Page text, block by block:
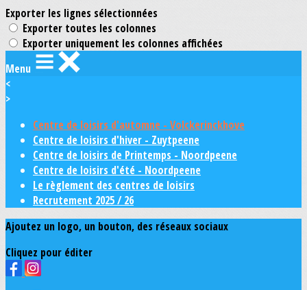
Exporter les lignes sélectionnées
Exporter toutes les colonnes
Exporter uniquement les colonnes affichées
Menu
<
>
Centre de loisirs d'automne - Volckerinckhove
Centre de loisirs d'hiver - Zuytpeene
Centre de loisirs de Printemps - Noordpeene
Centre de loisirs d'été - Noordpeene
Le règlement des centres de loisirs
Recrutement 2025 / 26
Ajoutez un logo, un bouton, des réseaux sociaux
Cliquez pour éditer